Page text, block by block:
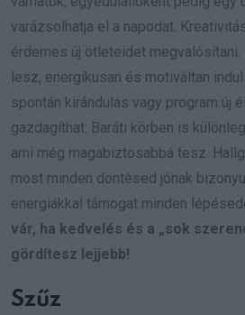
varázsolhatja el a napodat.
érdemes új ötleteidet
lesz, energikusan és motiváltan
spontán kirándulás vagy program új
gazdagíthat. Baráti körben is
ami még magabiztosabbá tesz.
most minden döntésed jónak
energiákkal támogat minden
vár, ha kedvelés és a „sok
gördítesz lejjebb!
Szűz